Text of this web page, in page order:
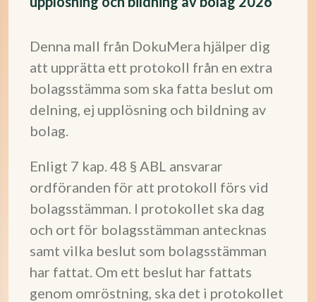
Denna mall från DokuMera hjälper dig
att upprätta ett protokoll från en extra
bolagsstämma som ska fatta beslut om
delning, ej upplösning och bildning av
bolag.
Enligt 7 kap. 48 § ABL ansvarar
ordföranden för att protokoll förs vid
bolagsstämman. I protokollet ska dag
och ort för bolagsstämman antecknas
samt vilka beslut som bolagsstämman
har fattat. Om ett beslut har fattats
genom omröstning, ska det i protokollet